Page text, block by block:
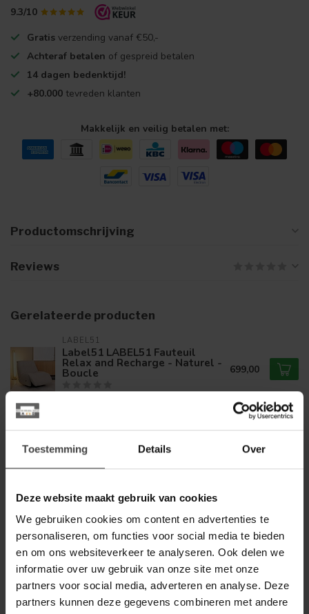
Toestemming Details Over
Deze website maakt gebruik van cookies
We gebruiken cookies om content en advertenties te
personaliseren, om functies voor social media te bieden
en om ons websiteverkeer te analyseren. Ook delen we
informatie over uw gebruik van onze site met onze
partners voor social media, adverteren en analyse. Deze
partners kunnen deze gegevens combineren met andere
9.3/10
Gratis verzending vanaf €50,-
Achteraf betalen of gespreid betalen
14 dagen bedenktijd!
+80.000 tevreden klanten
Makkelijk en veilig betalen met:
Productomschrijving
Reviews
Gerelateerde producten
LABEL51
Label51 LABEL51 Fauteuil
Relax and Recharge - Naturel -
Boucle 699,00
WoonMax LABEL51 Fauteuil
Relax and Recharge - Coral -
Boucle - One Size
Op voorraad
Label51 Elektrische
Relaxfauteuil Goteborg Royal
Boucle Naturel
Op voorraad
599,00